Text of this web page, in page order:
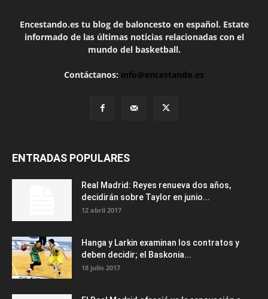
Encestando.es tu blog de baloncesto en español. Estate
informado de las últimas noticias relacionadas con el
mundo del basketball.
Contáctanos: info@encestando.es
ENTRADAS POPULARES
Real Madrid: Reyes renueva dos años,
decidirán sobre Taylor en junio...
12 abril 2017
Hanga y Larkin examinan los contratos y
deben decidir; el Baskonia...
18 julio 2017